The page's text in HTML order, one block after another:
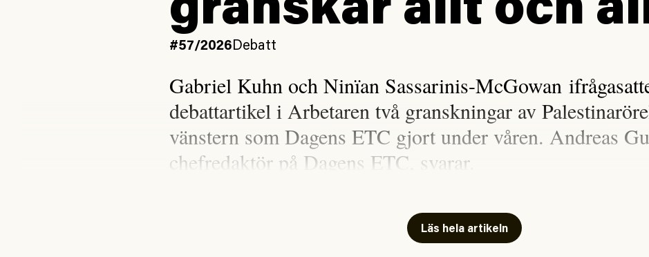
granskar allt och
#57/2026Debatt
Gabriel Kuhn och Ninïan Sassarinis-McGowan
debattartikel i Arbetaren två granskningar av
vänstern som Dagens ETC gjort under våren. Andreas
chefredaktör på Dagens ETC, svarar.
Syndikalisterna, undrar i Arbetaren (#54/2026) om ”sensationalism
borde få styra narrativ inom vänsterns medielandskap?” Det korta svaret
Läs hela artikeln